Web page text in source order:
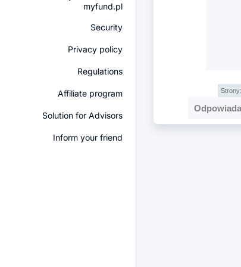
myfund.pl
Security
Privacy policy
Regulations
Affiliate program
Solution for Advisors
Inform your friend
Strony: